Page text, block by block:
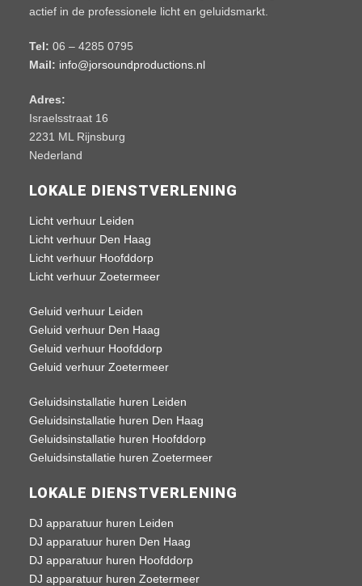
actief in de professionele licht en geluidsmarkt.
Tel: 06 – 4285 0795
Mail: info@jorsoundproductions.nl
Adres:
Israelsstraat 16
2231 ML Rijnsburg
Nederland
LOKALE DIENSTVERLENING
Licht verhuur Leiden
Licht verhuur Den Haag
Licht verhuur Hoofddorp
Licht verhuur Zoetermeer
Geluid verhuur Leiden
Geluid verhuur Den Haag
Geluid verhuur Hoofddorp
Geluid verhuur Zoetermeer
Geluidsinstallatie huren Leiden
Geluidsinstallatie huren Den Haag
Geluidsinstallatie huren Hoofddorp
Geluidsinstallatie huren Zoetermeer
LOKALE DIENSTVERLENING
DJ apparatuur huren Leiden
DJ apparatuur huren Den Haag
DJ apparatuur huren Hoofddorp
DJ apparatuur huren Zoetermeer